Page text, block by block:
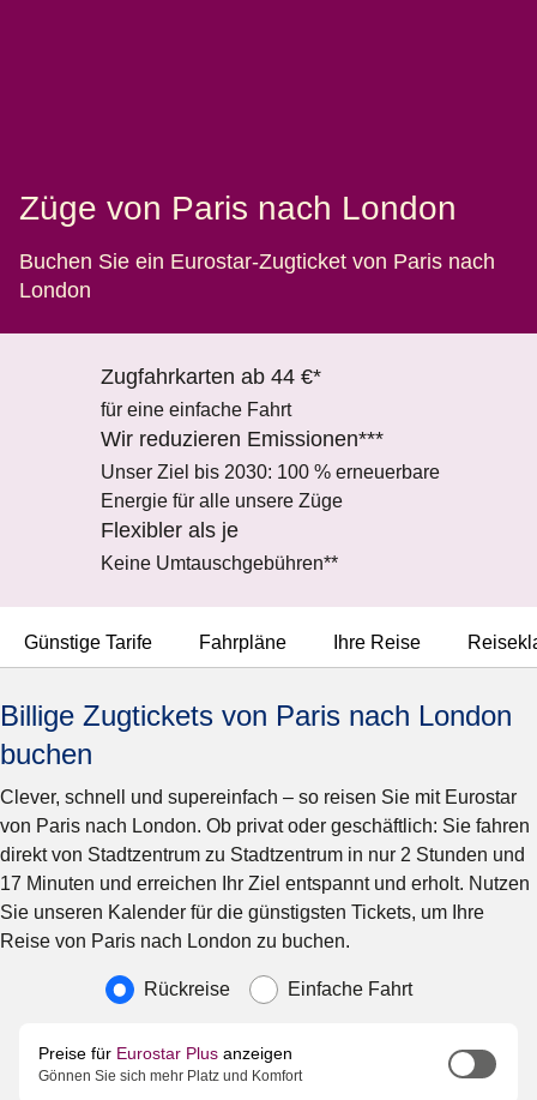
Züge von Paris nach London
Buchen Sie ein Eurostar-Zugticket von Paris nach
London
Zugfahrkarten ab 44 €*
für eine einfache Fahrt
Wir reduzieren Emissionen***
Unser Ziel bis 2030: 100 % erneuerbare
Energie für alle unsere Züge
Flexibler als je
Keine Umtauschgebühren**
Günstige Tarife Fahrpläne Ihre Reise
Billige Zugtickets von Paris nach London
buchen
Clever, schnell und supereinfach – so reisen Sie mit Eurostar
von Paris nach London. Ob privat oder geschäftlich: Sie fahren
direkt von Stadtzentrum zu Stadtzentrum in nur 2 Stunden und
17 Minuten und erreichen Ihr Ziel entspannt und erholt. Nutzen
Sie unseren Kalender für die günstigsten Tickets, um Ihre
Reise von Paris nach London zu buchen.
Art der Reise
Rückreise Einfache Fahrt
Preise für Eurostar Plus anzeigen
Gönnen Sie sich mehr Platz und Komfort